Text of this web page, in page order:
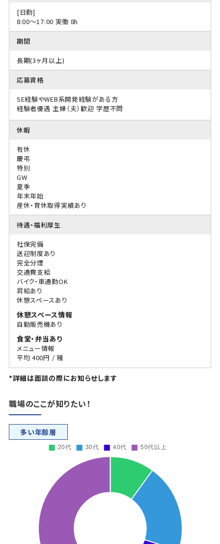
[日勤]
8:00〜17:00 実働 8h
期間
長期(3ヶ月以上)
応募資格
SE経験やWEB系開発経験がある方
経験者優遇 主婦（夫）歓迎 学歴不問
休暇
有休
慶弔
特別
GW
夏季
年末年始
産休・育休取得実績あり
待遇・福利厚生
社保完備
送迎制度あり
完全分煙
交通費支給
バイク・車通勤OK
昇給あり
休憩スペースあり
休憩スペース情報
自動販売機あり
食堂・弁当あり
メニュー情報
平均 400円 / 種
*詳細は面談の際にお知らせします
職場のここが知りたい！
多い年齢層